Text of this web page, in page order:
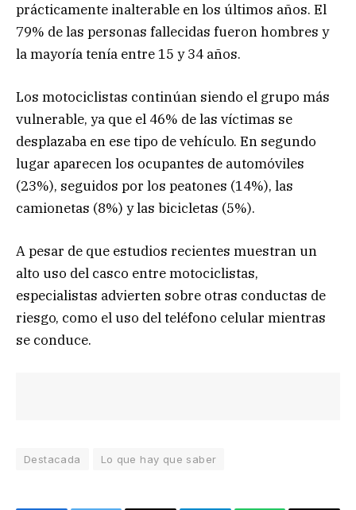
prácticamente inalterable en los últimos años. El
79% de las personas fallecidas fueron hombres y
la mayoría tenía entre 15 y 34 años.
Los motociclistas continúan siendo el grupo más
vulnerable, ya que el 46% de las víctimas se
desplazaba en ese tipo de vehículo. En segundo
lugar aparecen los ocupantes de automóviles
(23%), seguidos por los peatones (14%), las
camionetas (8%) y las bicicletas (5%).
A pesar de que estudios recientes muestran un
alto uso del casco entre motociclistas,
especialistas advierten sobre otras conductas de
riesgo, como el uso del teléfono celular mientras
se conduce.
Destacada Lo que hay que saber